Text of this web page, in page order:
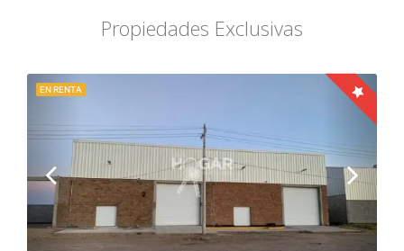
Propiedades Exclusivas
EN RENTA